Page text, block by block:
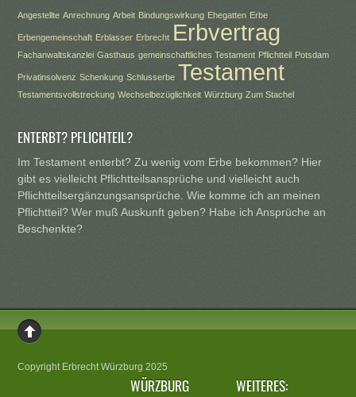
Angestellte Anrechnung Arbeit Bindungswirkung Ehegatten Erbe
Erbengemeinschaft Erblasser Erbrecht Erbvertrag
Fachanwaltskanzlei Gasthaus gemeinschaftliches Testament Pflichtteil Potsdam
Privatinsolvenz Schenkung Schlusserbe Testament
Testamentsvollstreckung Wechselbezüglichkeit Würzburg Zum Stachel
ENTERBT? PFLICHTEIL?
Im Testament enterbt? Zu wenig vom Erbe bekommen? Hier
gibt es vielleicht Pflichtteilsansprüche und vielleicht auch
Pflichtteilsergänzungsansprüche. Wie komme ich an meinen
Pflichtteil? Wer muß Auskunft geben? Habe ich Ansprüche an
Beschenkte?
Copyright Erbrecht Würzburg 2025
WÜRZBURG WEITERES: